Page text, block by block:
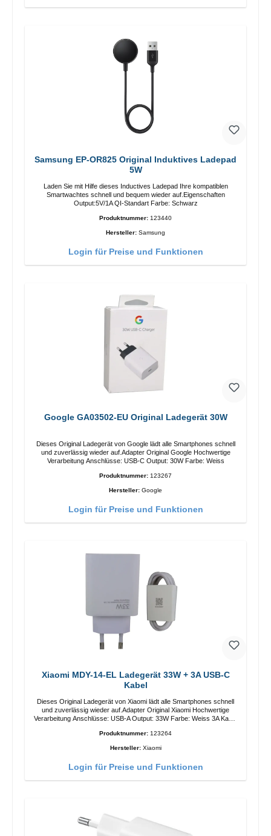
Samsung EP-OR825 Original Induktives Ladepad
5W
Laden Sie mit Hilfe dieses Inductives Ladepad Ihre kompatiblen
Smartwachtes schnell und bequem wieder auf.Eigenschaften
Output:5V/1A QI-Standart Farbe: Schwarz
Produktnummer: 123440
Hersteller: Samsung
Login für Preise und Funktionen
Google GA03502-EU Original Ladegerät 30W
Dieses Original Ladegerät von Google lädt alle Smartphones schnell
und zuverlässig wieder auf.Adapter Original Google Hochwertige
Verarbeitung Anschlüsse: USB-C Output: 30W Farbe: Weiss
Produktnummer: 123267
Hersteller: Google
Login für Preise und Funktionen
Xiaomi MDY-14-EL Ladegerät 33W + 3A USB-C
Kabel
Dieses Original Ladegerät von Xiaomi lädt alle Smartphones schnell
und zuverlässig wieder auf.Adapter Original Xiaomi Hochwertige
Verarbeitung Anschlüsse: USB-A Output: 33W Farbe: Weiss 3A Kabel
Produktnummer: 123264
Hersteller: Xiaomi
Login für Preise und Funktionen